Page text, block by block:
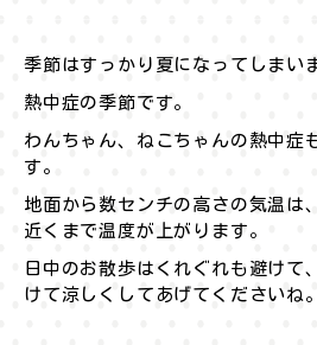
季節はすっかり夏になってしまい
熱中症の季節です。
わんちゃん、ねこちゃんの熱中症
す。
地面から数センチの高さの気温
近くまで温度が上がります。
日中のお散歩はくれぐれも避けて
けて涼しくしてあげてくださいね。